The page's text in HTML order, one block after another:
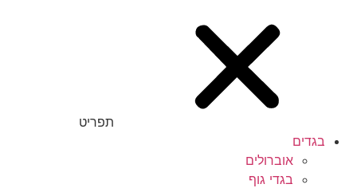
תפריט
בגדים
אוברולים
בגדי גוף